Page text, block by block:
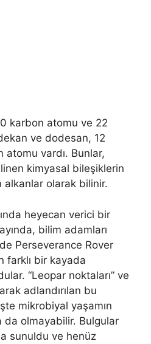
karbon atomu ve 22
ve dodesan, 12
vardı. Bunlar,
kimyasal bileşiklerin
alkanlar olarak bilinir.
heyecan verici bir
bilim adamları
Perseverance Rover
farklı bir kayada
“Leopar noktaları” ve
adlandırılan bu
mikrobiyal yaşamın
olmayabilir. Bulgular
sunuldu ve henüz